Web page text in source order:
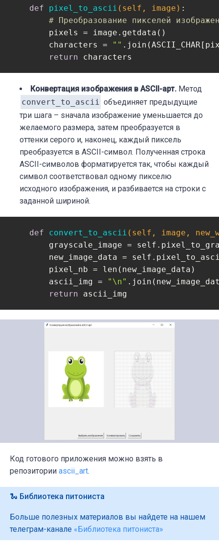
def pixel_to_ascii (self, image) :
# Преобразованиe пикселей
        pixels = image.getdata()
        characters =
""
return characters
Конвертация изображения в ASCII-арт. Метод
convert_to_ascii
объединяет предыдущие
три шага – sначала изображение уменьшается до
желаемого размера, затем преобразуется в
оттенки серого и, наконец, каждый пиксель
преобразуется в ASCII-символ. Полученная строка
ASCII-символов форматируется так, чтобы каждый
символ соответствовал одному пикселю
исходного изображения, и разбивается на строки с
заданной шириной.
def convert_to_ascii (self, image,
grayscale_image =
new_image_data =
        pixel_nb = len(new_image_data)
        ascii_img =
"\n"
return ascii_img
Код готового приложения можно взять в
репозитории ascii_art.
🐍 Библиотека питониста
Больше полезных материалов вы найдете на нашем
телеграм-канале «Библиотека питониста»